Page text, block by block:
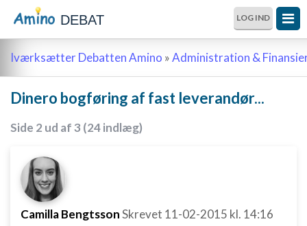
DEBAT LOG IND
Iværksætter Debatten Amino »Administration &
Dinero bogføring af fast leverandør...
Side 2 ud af 3 (24 indlæg)
Camilla BengtssonSkrevet 11-02-2015 kl. 14:16